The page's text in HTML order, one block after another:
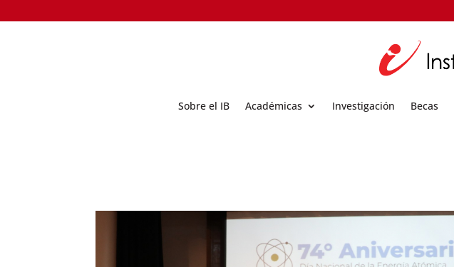
Sobre el IB Académicas Investigación Becas